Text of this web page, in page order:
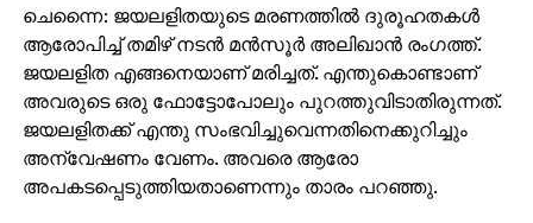
ചെന്നൈ: ജയലളിതയുടെ മരണത്തില്‍ ദുരൂഹതകള്‍
ആരോപിച്ച് തമിഴ് നടന്‍ മന്‍സൂര്‍ അലിഖാന്‍ രംഗത്ത്.
ജയലളിത എങ്ങനെയാണ് മരിച്ചത്. എന്തുകൊണ്ടാണ്
അവരുടെ ഒരു ഫോട്ടോപോലും പുറത്തുവിടാതിരുന്നത്.
ജയലളിതക്ക് എന്തു സംഭവിച്ചുവെന്നതിനെക്കുറിച്ചും
അന്വേഷണം വേണം. അവരെ ആരോ
അപകടപ്പെടുത്തിയതാണെന്നും താരം പറഞ്ഞു.